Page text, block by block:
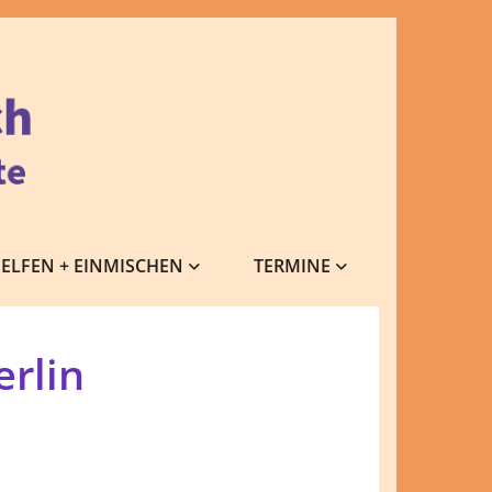
+ EINMISCHEN TERMINE